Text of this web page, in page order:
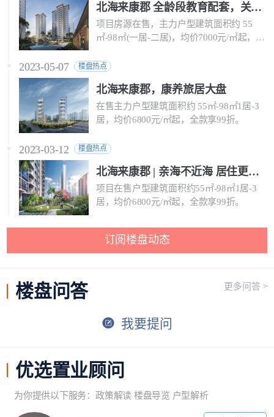
北海来康郡 全龄段教育配套，关爱孩子成长每一步
项目房源在售，主力户型建筑面积约 55
㎡-98㎡(一居-二居)，均价7000元/㎡起，全
2023-05-07 楼盘热点
北海来康郡，康养旅居大盘
在售主力户型建筑面积约 55㎡-98㎡1居-3
居，均价6800元/㎡起，全款享99折。
2023-03-12 楼盘热点
北海来康郡 | 亲海不近海 居住更舒适
项目在售户型建筑面积约55㎡-98㎡1居-3
居，均价6800元/㎡起，全款享99折。
订阅楼盘动态
楼盘问答 更多问答 >
我要提问
优选置业顾问
为你提供以下服务：政策解读 楼盘导览 户型解析